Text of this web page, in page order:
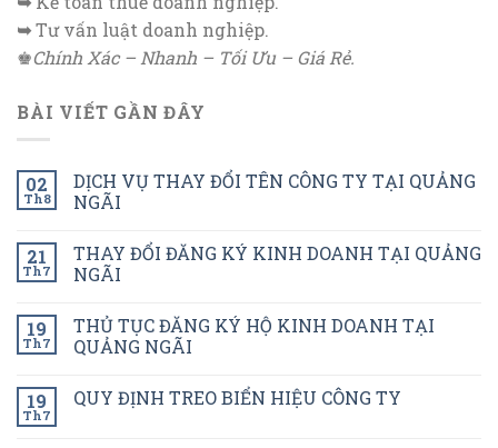
➥Tư vấn luật doanh nghiệp.
♚Chính Xác – Nhanh – Tối Ưu – Giá Rẻ.
BÀI VIẾT GẦN ĐÂY
02
Th8
DỊCH VỤ THAY ĐỔI TÊN CÔNG TY TẠI QUẢNG
NGÃI
21
Th7
THAY ĐỔI ĐĂNG KÝ KINH DOANH TẠI QUẢNG
NGÃI
19
Th7
THỦ TỤC ĐĂNG KÝ HỘ KINH DOANH TẠI
QUẢNG NGÃI
19
Th7
QUY ĐỊNH TREO BIỂN HIỆU CÔNG TY